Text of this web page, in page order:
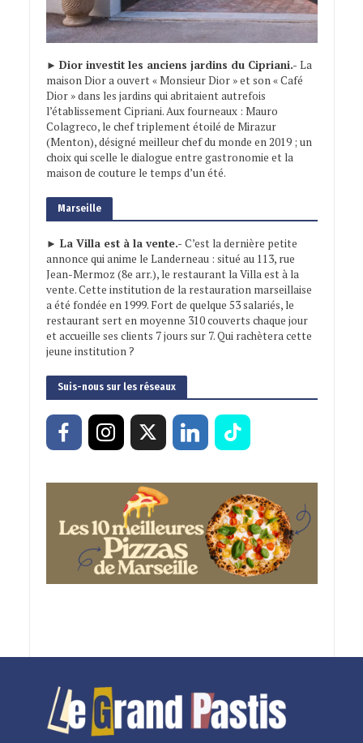
► Dior investit les anciens jardins du Cipriani.- La
maison Dior a ouvert « Monsieur Dior » et son « Café
Dior » dans les jardins qui abritaient autrefois
l’établissement Cipriani. Aux fourneaux : Mauro
Colagreco, le chef triplement étoilé de Mirazur
(Menton), désigné meilleur chef du monde en 2019 ; un
choix qui scelle le dialogue entre gastronomie et la
maison de couture le temps d’un été.
Marseille
► La Villa est à la vente.- C’est la dernière petite
annonce qui anime le Landerneau : situé au 113, rue
Jean-Mermoz (8e arr.), le restaurant la Villa est à la
vente. Cette institution de la restauration marseillaise
a été fondée en 1999. Fort de quelque 53 salariés, le
restaurant sert en moyenne 310 couverts chaque jour
et accueille ses clients 7 jours sur 7. Qui rachètera cette
jeune institution ?
Suis-nous sur les réseaux